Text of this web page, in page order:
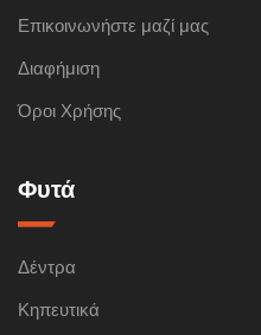
Επικοινωνήστε μαζί μας
Διαφήμιση
Όροι Χρήσης
Φυτά
Δέντρα
Κηπευτικά